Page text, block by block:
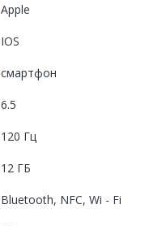
Apple
IOS
смартфон
6.5
120 Гц
12 ГБ
Bluetooth, NFC, Wi - Fi